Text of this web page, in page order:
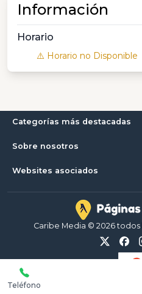
Teléfono
Información
Horario
⚠️ Horario no Disponible
Categorías más destacadas
Sobre nosotros
Websites asociados
Caribe Media © 2026